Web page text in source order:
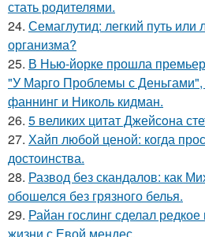
стать родителями.
24. Семаглутид: легкий путь или
организма?
25. В Нью-йорке прошла
"У Марго Проблемы с Деньгами",
фаннинг и Николь кидман.
26. 5 великих цитат Джейсoна
27. Хайп любой ценой: когда
достоинства.
28. Развод без скандалов: как
обошелся без грязного белья.
29. Райан гослинг сделал